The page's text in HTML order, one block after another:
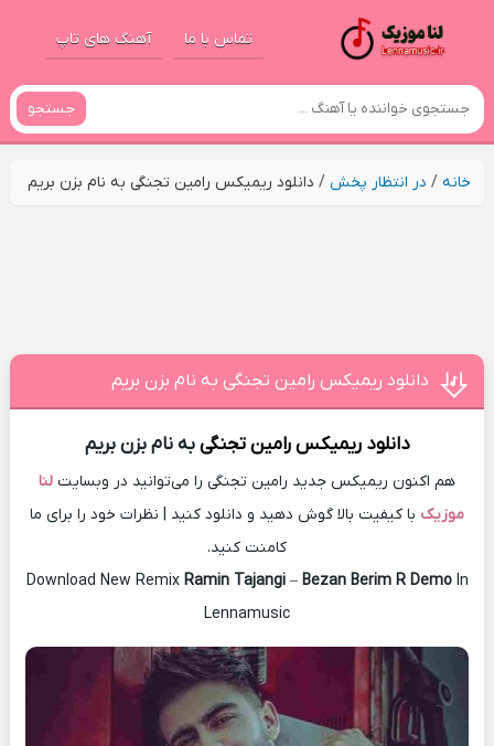
تماس با ما آهنگ های تاپ
جستجو
خانه/ در انتظار پخش/ دانلود ریمیکس رامین تجنگی به نام بزن بریم
دانلود ریمیکس رامین تجنگی به نام بزن بریم
دانلود ریمیکس رامین تجنگیبه نام بزن بریم
هم اکنون ریمیکس جدید رامین تجنگی را می‌توانید در وبسایت لنا
موزیک با کیفیت بالا گوش دهید و دانلود کنید | نظرات خود را برای ما
کامنت کنید.
Download New Remix Ramin Tajangi– Bezan Berim R DemoIn
Lennamusic